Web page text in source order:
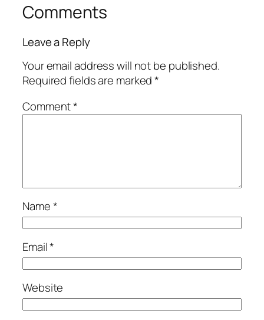
Comments
Leave a Reply
Your email address will not be published.
Required fields are marked*
Comment*
Name*
Email*
Website